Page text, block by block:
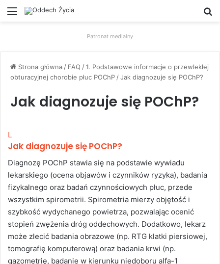
Menu
Patronat medialny
Strona główna / FAQ /1. Podstawowe informacje o przewlekłej
obturacyjnej chorobie płuc POChP /Jak diagnozuje się POChP?
Jak diagnozuje się POChP?
L
Jak diagnozuje się POChP?
Diagnozę POChP stawia się na podstawie wywiadu
lekarskiego (ocena objawów i czynników ryzyka), badania
fizykalnego oraz badań czynnościowych płuc, przede
wszystkim spirometrii. Spirometria mierzy objętość i
szybkość wydychanego powietrza, pozwalając ocenić
stopień zwężenia dróg oddechowych. Dodatkowo, lekarz
może zlecić badania obrazowe (np. RTG klatki piersiowej,
tomografię komputerową) oraz badania krwi (np.
gazometrię, badanie w kierunku niedoboru alfa-1